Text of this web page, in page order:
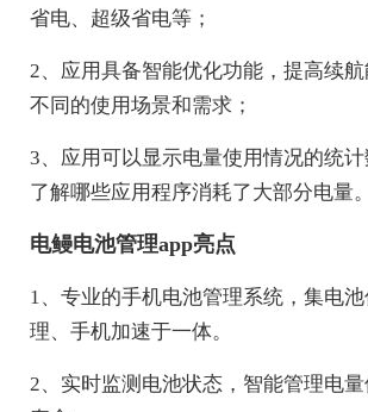
省电、超级省电等；
2、应用具备智能优化功能，提高续
不同的使用场景和需求；
3、应用可以显示电量使用情况的统
了解哪些应用程序消耗了大部分电量。
电鳗电池管理app亮点
1、专业的手机电池管理系统，集电
理、手机加速于一体。
2、实时监测电池状态，智能管理电